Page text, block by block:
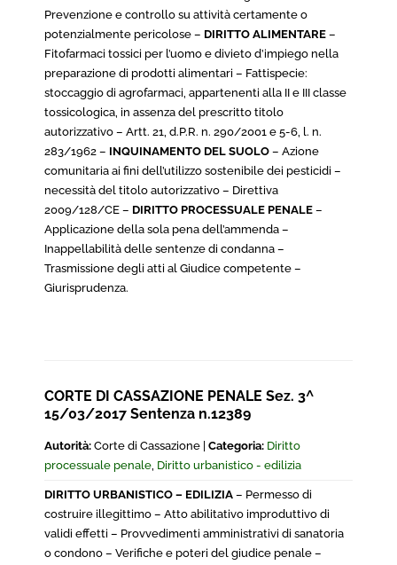
Prevenzione e controllo su attività certamente o
potenzialmente pericolose – DIRITTO ALIMENTARE –
Fitofarmaci tossici per l’uomo e divieto d’impiego nella
preparazione di prodotti alimentari – Fattispecie:
stoccaggio di agrofarmaci, appartenenti alla II e III classe
tossicologica, in assenza del prescritto titolo
autorizzativo – Artt. 21, d.P.R. n. 290/2001 e 5-6, l. n.
283/1962 – INQUINAMENTO DEL SUOLO – Azione
comunitaria ai fini dell’utilizzo sostenibile dei pesticidi –
necessità del titolo autorizzativo – Direttiva
2009/128/CE – DIRITTO PROCESSUALE PENALE –
Applicazione della sola pena dell’ammenda –
Inappellabilità delle sentenze di condanna –
Trasmissione degli atti al Giudice competente –
Giurisprudenza.
CORTE DI CASSAZIONE PENALE Sez. 3^
15/03/2017 Sentenza n.12389
Autorità: Corte di Cassazione | Categoria: Diritto
processuale penale, Diritto urbanistico - edilizia
DIRITTO URBANISTICO – EDILIZIA – Permesso di
costruire illegittimo – Atto abilitativo improduttivo di
validi effetti – Provvedimenti amministrativi di sanatoria
o condono – Verifiche e poteri del giudice penale –